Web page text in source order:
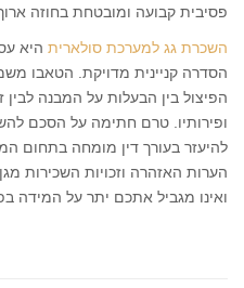
פסיבית קבועה ומובטחת בחוזה ארוך
השכרת גג למערכת סולארית היא
הסדרה קניינית מדויקת. הטאבו
הפיצול בין הבעלות על המבנה
ופירותיו. טרם חתימה על הסכם
להיעזר בעורך דין מומחה בתחום
הערות האזהרה וזכויות השכירות
ואינו מגביל אתכם יתר על המידה